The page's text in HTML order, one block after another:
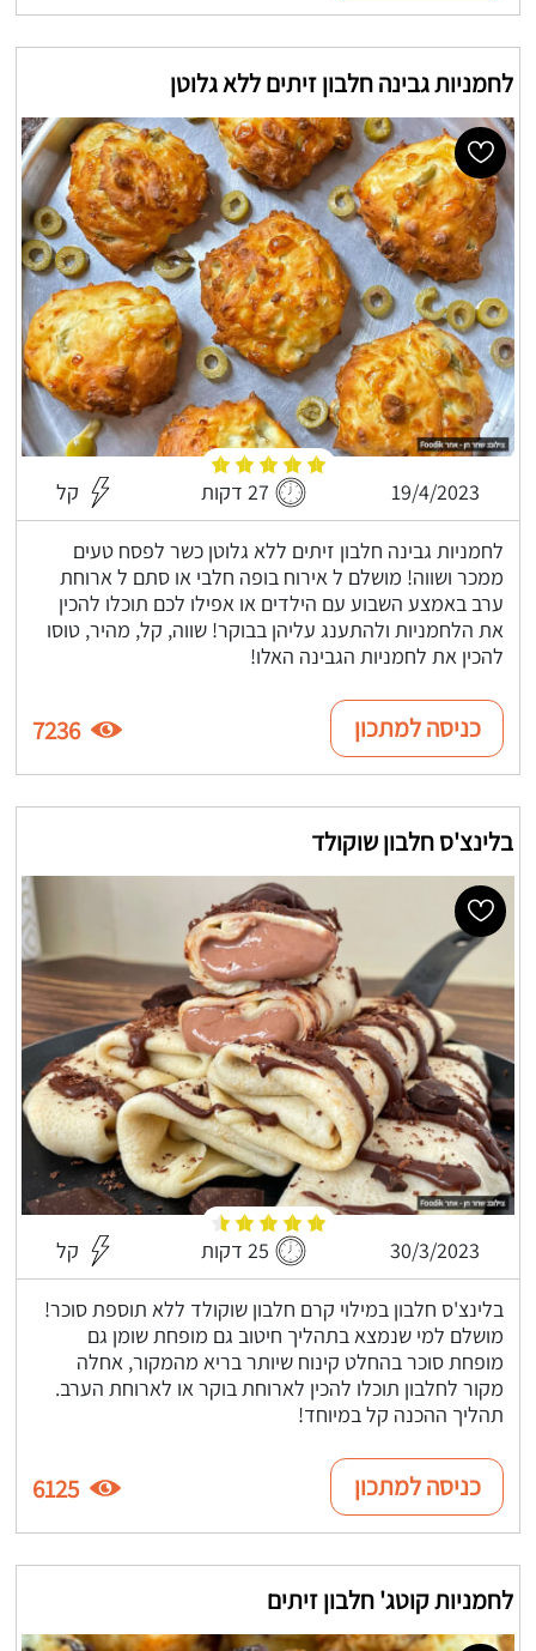
לחמניות גבינה חלבון זיתים ללא גלוטן
19/4/2023 27 דקות קל
לחמניות גבינה חלבון זיתים ללא גלוטן כשר לפסח טעים
ממכר ושווה! מושלם ל אירוח בופה חלבי או סתם ל ארוחת
ערב באמצע השבוע עם הילדים או אפילו לכם תוכלו להכין
את הלחמניות ולהתענג עליהן בבוקר! שווה, קל, מהיר, טוסו
להכין את לחמניות הגבינה האלו!
כניסה למתכון 7236
בלינצ'ס חלבון שוקולד
30/3/2023 25 דקות קל
בלינצ'ס חלבון במילוי קרם חלבון שוקולד ללא תוספת סוכר!
מושלם למי שנמצא בתהליך חיטוב גם מופחת שומן גם
מופחת סוכר בהחלט קינוח שיותר בריא מהמקור, אחלה
מקור לחלבון תוכלו להכין לארוחת בוקר או לארוחת הערב.
תהליך ההכנה קל במיוחד!
כניסה למתכון 6125
לחמניות קוטג' חלבון זיתים